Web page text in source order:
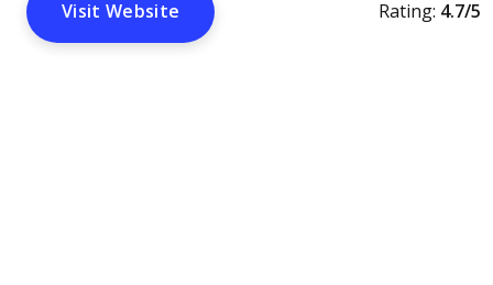
Visit Website Rating: 4.7/5